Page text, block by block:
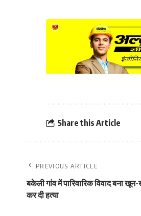
Share this Article
PREVIOUS ARTICLE
बकेली गांव में पारिवारिक विवाद बना
कर दी हत्या